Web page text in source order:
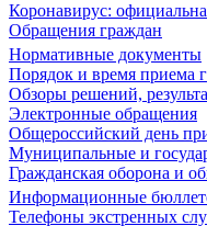
Коронавирус:
Обращения граждан
Нормативные документы
Порядок и время приема
Обзоры решений,
Электронные обращения
Общероссийский день
Муниципальные и
Гражданская оборона и
Информационные
Телефоны экстренных